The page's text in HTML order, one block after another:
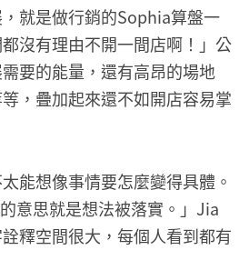
就是做行銷的Sophia算盤一
沒有理由不開一間店啊！」公
要的能量，還有高昂的場地
，疊加起來還不如開店容易掌
能想像事情要怎麼變得具體。
意思就是想法被落實。」Jia
釋空間很大，每個人看到都有